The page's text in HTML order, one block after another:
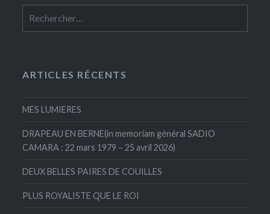
ARTICLES RÉCENTS
MES LUMIERES
DRAPEAU EN BERNE(in memoriam général SADIO
CAMARA : 22 mars 1979 – 25 avril 2026)
DEUX BELLES PAIRES DE COUILLES
PLUS ROYALISTE QUE LE ROI